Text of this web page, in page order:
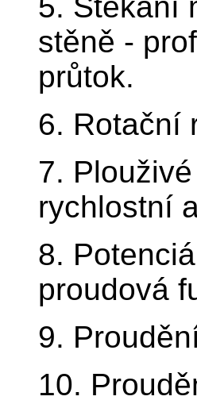
5. Stékání
stěně -
průtok.
6. Rotační
7.
rychlostní
8.
proudová
9.
10.